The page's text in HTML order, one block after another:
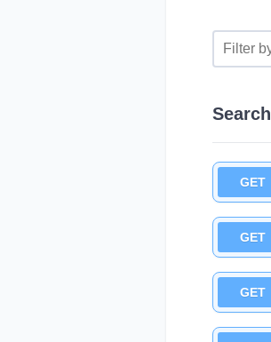
Search
GET
GET
GET